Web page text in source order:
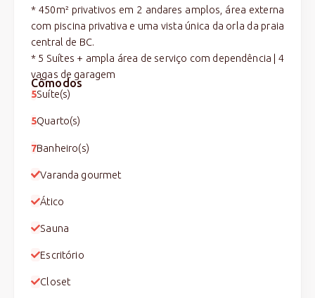
* 450m² privativos em 2 andares amplos, área externa
com piscina privativa e uma vista única da orla da praia
central de BC.
* 5 Suítes + ampla área de serviço com dependência | 4
vagas de garagem
Cômodos
5Suíte(s)
5Quarto(s)
7Banheiro(s)
Varanda gourmet
Ático
Sauna
Escritório
Closet